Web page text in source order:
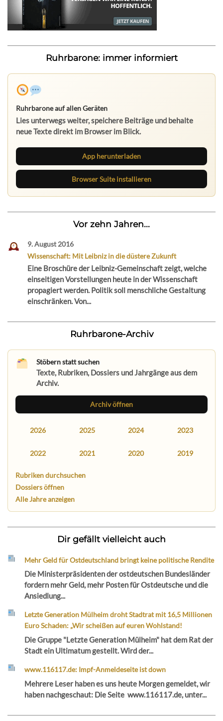
Ruhrbarone: immer informiert
Ruhrbarone auf allen Geräten
Lies unterwegs weiter, speichere Beiträge und behalte
neue Texte direkt im Browser im Blick.
App herunterladen
Browser Suite installieren
Vor zehn Jahren...
9. August 2016
Wissenschaft: Mit Leibniz in die düstere Zukunft
Eine Broschüre der Leibniz-Gemeinschaft zeigt, welche
einseitigen Vorstellungen heute in der Wissenschaft
propagiert werden. Politik soll menschliche Gestaltung
einschränken. Von...
Ruhrbarone-Archiv
Stöbern statt suchen
Texte, Rubriken, Dossiers und Jahrgänge aus dem
Archiv.
Archiv öffnen
2026 2025 2024 2023
2022 2021 2020 2019
Rubriken durchsuchen
Dossiers öffnen
Alle Jahre anzeigen
Dir gefällt vielleicht auch
Mehr Geld für Ostdeutschland bringt keine politische Rendite
Die Ministerpräsidenten der ostdeutschen Bundesländer
fordern mehr Geld, mehr Posten für Ostdeutsche und die
Ansiedlung...
Letzte Generation Mülheim droht Stadtrat mit 16,5 Millionen
Euro Schaden: „Wir scheißen auf euren Wohlstand!
Die Gruppe "Letzte Generation Mülheim" hat dem Rat der
Stadt ein Ultimatum gestellt. Wird der...
www.116117.de: Impf-Anmeldeseite ist down
Mehrere Leser haben es uns heute Morgen gemeldet, wir
haben nachgeschaut: Die Seite www.116117.de, unter...